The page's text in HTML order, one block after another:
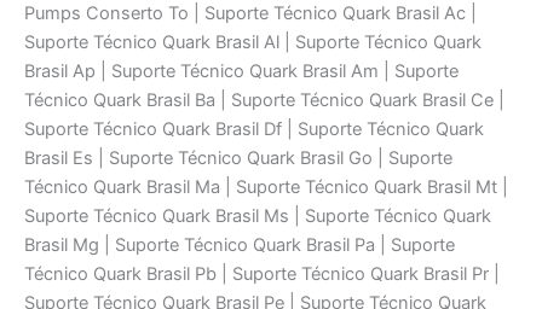
Pumps Conserto To | Suporte Técnico Quark Brasil Ac |
Suporte Técnico Quark Brasil Al | Suporte Técnico Quark
Brasil Ap | Suporte Técnico Quark Brasil Am | Suporte
Técnico Quark Brasil Ba | Suporte Técnico Quark Brasil Ce |
Suporte Técnico Quark Brasil Df | Suporte Técnico Quark
Brasil Es | Suporte Técnico Quark Brasil Go | Suporte
Técnico Quark Brasil Ma | Suporte Técnico Quark Brasil Mt |
Suporte Técnico Quark Brasil Ms | Suporte Técnico Quark
Brasil Mg | Suporte Técnico Quark Brasil Pa | Suporte
Técnico Quark Brasil Pb | Suporte Técnico Quark Brasil Pr |
Suporte Técnico Quark Brasil Pe | Suporte Técnico Quark